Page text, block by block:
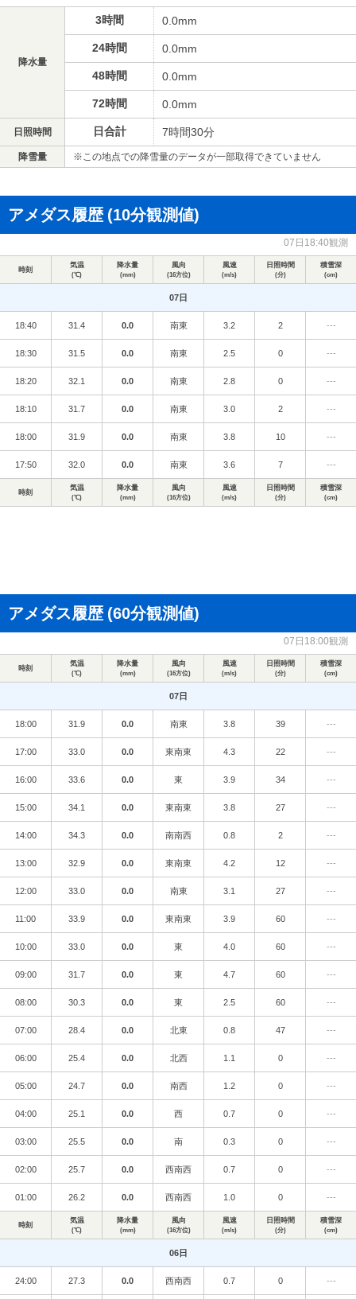
降水量
3時間 0.0mm
24時間 0.0mm
48時間 0.0mm
72時間 0.0mm
日照時間 日合計 7時間30分
降雪量 ※この地点での降雪量のデータが一部取得できていません
アメダス履歴 (10分観測値)
07日18:40観測
時刻
気温
(℃)
降水量
(mm)
風向
(16方位)
風速
(m/s)
日照時間
(分)
積雪深
(cm)
07日
18:40 31.4 0.0 南東 3.2 2 ---
18:30 31.5 0.0 南東 2.5 0 ---
18:20 32.1 0.0 南東 2.8 0 ---
18:10 31.7 0.0 南東 3.0 2 ---
18:00 31.9 0.0 南東 3.8 10 ---
17:50 32.0 0.0 南東 3.6 7 ---
時刻
気温
(℃)
降水量
(mm)
風向
(16方位)
風速
(m/s)
日照時間
(分)
積雪深
(cm)
アメダス履歴 (60分観測値)
07日18:00観測
時刻
気温
(℃)
降水量
(mm)
風向
(16方位)
風速
(m/s)
日照時間
(分)
積雪深
(cm)
07日
18:00 31.9 0.0 南東 3.8 39 ---
17:00 33.0 0.0 東南東 4.3 22 ---
16:00 33.6 0.0 東 3.9 34 ---
15:00 34.1 0.0 東南東 3.8 27 ---
14:00 34.3 0.0 南南西 0.8 2 ---
13:00 32.9 0.0 東南東 4.2 12 ---
12:00 33.0 0.0 南東 3.1 27 ---
11:00 33.9 0.0 東南東 3.9 60 ---
10:00 33.0 0.0 東 4.0 60 ---
09:00 31.7 0.0 東 4.7 60 ---
08:00 30.3 0.0 東 2.5 60 ---
07:00 28.4 0.0 北東 0.8 47 ---
06:00 25.4 0.0 北西 1.1 0 ---
05:00 24.7 0.0 南西 1.2 0 ---
04:00 25.1 0.0 西 0.7 0 ---
03:00 25.5 0.0 南 0.3 0 ---
02:00 25.7 0.0 西南西 0.7 0 ---
01:00 26.2 0.0 西南西 1.0 0 ---
時刻
気温
(℃)
降水量
(mm)
風向
(16方位)
風速
(m/s)
日照時間
(分)
積雪深
(cm)
06日
24:00 27.3 0.0 西南西 0.7 0 ---